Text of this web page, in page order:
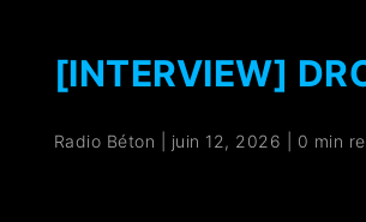
[INTERVIEW]
Radio Béton juin 12, 2026 0 min